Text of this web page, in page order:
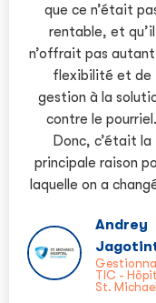
que ce n’était
rentable, et qu’il
n’offrait pas
flexibilité et de
gestion à la
contre le pourriel.
Donc, c’était la
principale raison
laquelle on a
Andrey
TIC -
St. Michael